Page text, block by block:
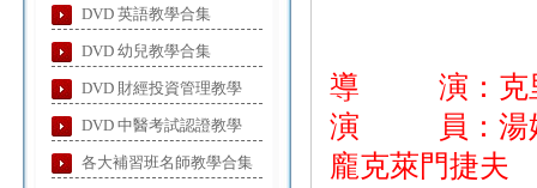
DVD 英語教學合集
DVD 幼兒教學合集
DVD 財經投資管理教學
DVD 中醫考試認證教學
各大補習班名師教學合集
導 演：克里
演 員：湯姆
龐克萊門捷夫